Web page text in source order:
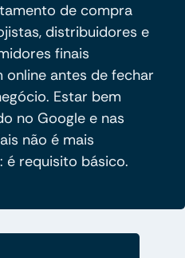
de compra
distribuidores e
finais
online antes de fechar
Estar bem
no Google e nas
não é mais
é requisito básico.